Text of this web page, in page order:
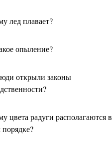
лед плавает?
опыление?
открыли законы
цвета радуги располагаются в
порядке?